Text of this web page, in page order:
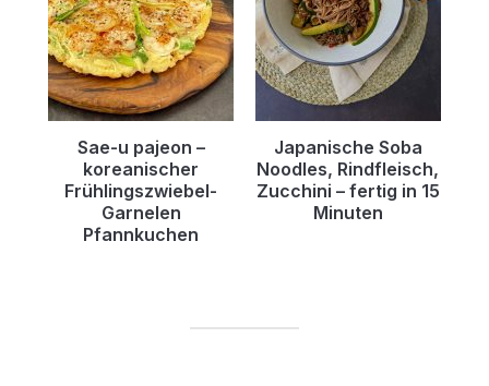
Sae-u pajeon –
koreanischer
Frühlingszwiebel-
Garnelen
Pfannkuchen
Japanische Soba
Noodles, Rindfleisch,
Zucchini – fertig in 15
Minuten